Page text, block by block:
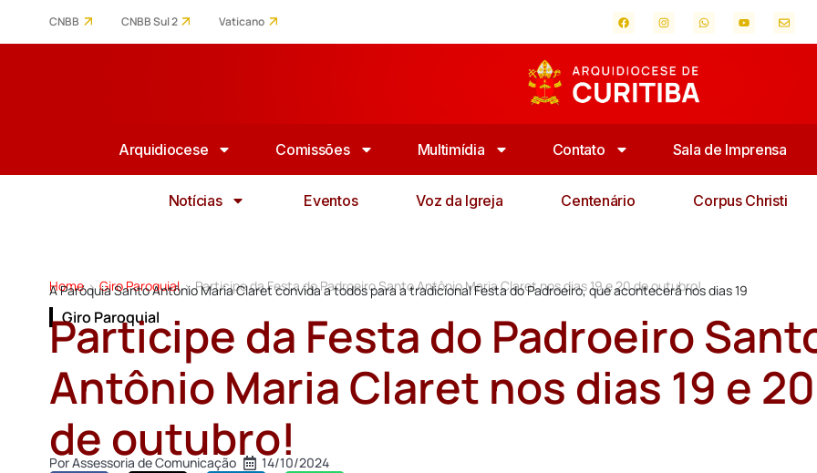
CNBB CNBB Sul 2 Vaticano
Arquidiocese Comissões Multimídia Contato Sala de Imprensa
Notícias Eventos Voz da Igreja Centenário Corpus Christi
Home > Giro Paroquial > Participe da Festa do Padroeiro Santo Antônio Maria Claret nos dias 19 e 20 de outubro!
A Paróquia Santo Antônio Maria Claret convida a todos para a tradicional Festa do Padroeiro, que acontecerá nos dias 19
Giro Paroquial
Participe da Festa do Padroeiro
Antônio Maria Claret nos dias 19 e 20
de outubro!
PorAssessoria de Comunicação 14/10/2024